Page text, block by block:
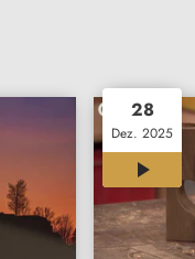
28
Dez. 2025
11:52